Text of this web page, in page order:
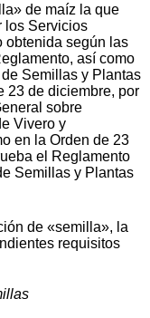
de maíz la que
los Servicios
obtenida según las
así como
Semillas y Plantas
23 de diciembre, por
sobre
Vivero y
en la Orden de 23
el Reglamento
Semillas y Plantas
de «semilla», la
requisitos